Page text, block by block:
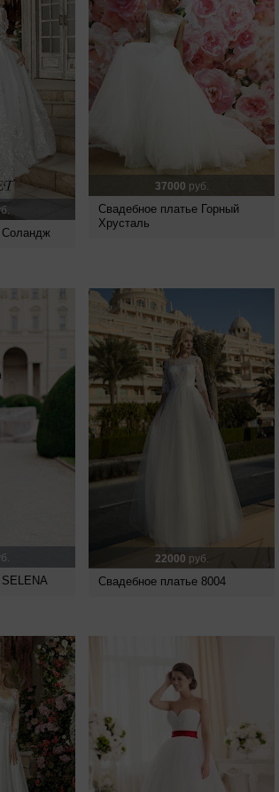
Соландж
37000 руб.
Свадебное платье Горный
Хрусталь
22000 руб.
Свадебное платье 8004